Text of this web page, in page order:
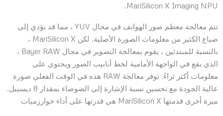
MariSilicon X Imaging NPU.
تتم معالجة معظم صور الهواتف في مجال YUV ، مما قد يؤدي إلى
ضياع الكثير من معلومات الصورة الأصلية. لكن MariSilicon X ،
بالنسبة للمبتدئين ، يقوم بمعالجة التصوير في مجال Bayer RAW ،
الذي يقع في الواجهة الأمامية لخط أنابيب الصور ويحتوي على
معلومات أكثر ثراءً. توفر معالجة RAW هذه في الوقت الفعلي صورة
عالية الجودة مع تحسين نسبة الإشارة إلى الضوضاء بمقدار 8 ديسيبل.
ميزة أخرى قدمتها MariSilicon X هي قدرتها على أداء خوارزميات